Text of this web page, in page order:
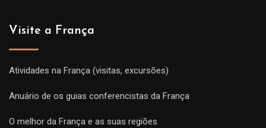
Visite a França
Atividades na França (visitas, excursões)
Anuário de os guias conferencistas da França
O melhor da França e as suas regiões